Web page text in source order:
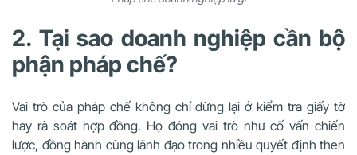
2. Tại sao doanh nghiệp cần bộ
phận pháp chế?
Vai trò của pháp chế không chỉ dừng lại ở kiểm tra giấy tờ
hay rà soát hợp đồng. Họ đóng vai trò như cố vấn chiến
lược, đồng hành cùng lãnh đạo trong nhiều quyết định then